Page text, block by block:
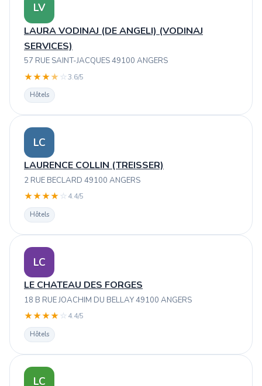
LV
LAURA VODINAJ (DE ANGELI) (VODINAJ
SERVICES)
57 RUE SAINT-JACQUES 49100 ANGERS
★★★★ ☆3.6/5
Hôtels
LC
LAURENCE COLLIN (TREISSER)
2 RUE BECLARD 49100 ANGERS
★★★★ ☆ 4.4/5
Hôtels
LC
LE CHATEAU DES FORGES
18 B RUE JOACHIM DU BELLAY 49100 ANGERS
★★★★ ☆ 4.4/5
Hôtels
LC